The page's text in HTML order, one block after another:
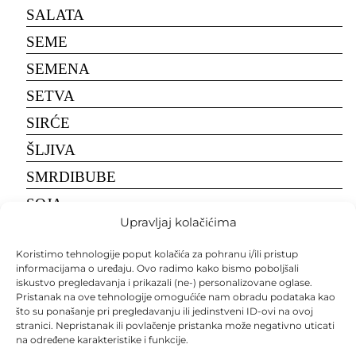
Upravljaj kolačićima
Koristimo tehnologije poput kolačića za pohranu i/ili pristup
informacijama o uređaju. Ovo radimo kako bismo poboljšali
iskustvo pregledavanja i prikazali (ne-) personalizovane oglase.
Pristanak na ove tehnologije omogućiće nam obradu podataka kao
što su ponašanje pri pregledavanju ili jedinstveni ID-ovi na ovoj
stranici. Nepristanak ili povlačenje pristanka može negativno uticati
na određene karakteristike i funkcije.
SALATA
SEME
SEMENA
SETVA
SIRĆE
ŠLJIVA
SMRDIBUBE
SOJA
STENICE
TEKSTOVI
TIKVA
TIKVICA